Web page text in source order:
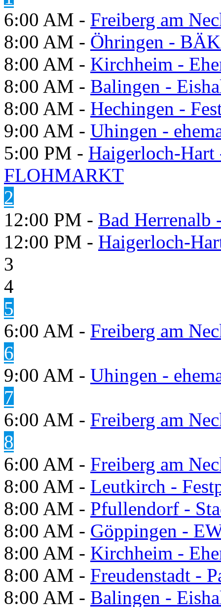
6:00 AM - Freiberg am
8:00 AM - Öhringen -
8:00 AM - Kirchheim -
8:00 AM - Balingen -
8:00 AM - Hechingen -
9:00 AM - Uhingen -
5:00 PM - Haigerloch-
FLOHMARKT
2
12:00 PM - Bad Herrenalb
12:00 PM - Haigerloch-
3
4
5
6:00 AM - Freiberg am
6
9:00 AM - Uhingen -
7
6:00 AM - Freiberg am
8
6:00 AM - Freiberg am
8:00 AM - Leutkirch -
8:00 AM - Pfullendorf -
8:00 AM - Göppingen -
8:00 AM - Kirchheim -
8:00 AM - Freudenstadt -
8:00 AM - Balingen -